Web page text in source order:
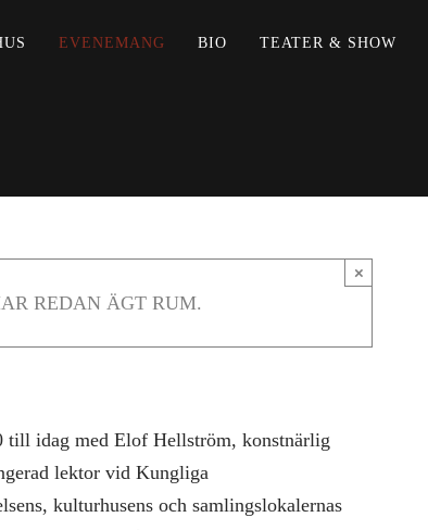
EVENEMANG BIO TEATER & SHOW
REDAN ÄGT RUM.
×
till idag med Elof Hellström, konstnärlig
lektor vid Kungliga
kulturhusens och samlingslokalernas